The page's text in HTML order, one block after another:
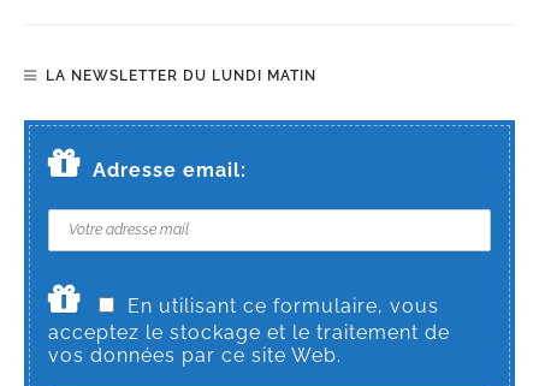
LA NEWSLETTER DU LUNDI MATIN
Adresse email:
En utilisant ce formulaire, vous
acceptez le stockage et le traitement de
vos données par ce site Web.